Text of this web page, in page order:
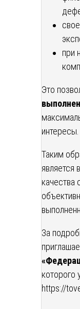
при
Это
интересы.
Таким
является
качества
За
которого
https://